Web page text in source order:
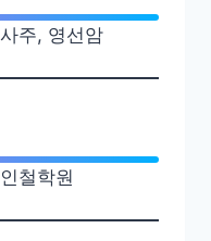
주, 영선암
철학원